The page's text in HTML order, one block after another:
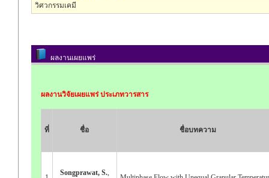
วิศวกรรมเคมี
ผลงานเผยแพร่
ผลงานวิจัยเผยแพร่ ประเภทวารสาร
ที่ ชื่อ ชื่อบทความ
Songprawat, S.,